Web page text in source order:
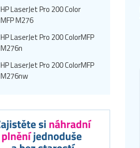
HP LaserJet Pro 200 Color
MFP M276
HP LaserJet Pro 200 ColorMFP
M276n
HP LaserJet Pro 200 ColorMFP
M276nw